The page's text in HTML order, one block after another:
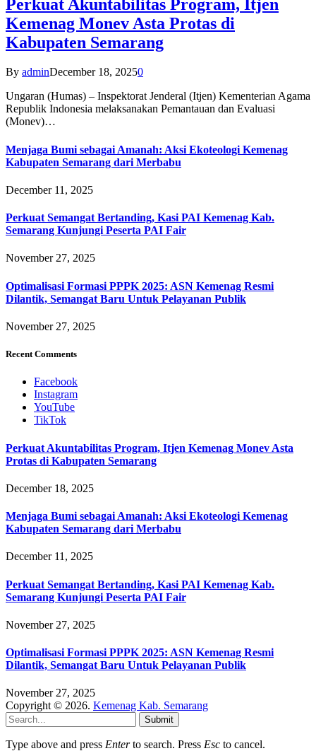
Perkuat Akuntabilitas Program, Itjen
Kemenag Monev Asta Protas di
Kabupaten Semarang
By adminDecember 18, 20250
Ungaran (Humas) – Inspektorat Jenderal (Itjen) Kementerian Agama
Republik Indonesia melaksanakan Pemantauan dan Evaluasi
(Monev)…
Menjaga Bumi sebagai Amanah: Aksi Ekoteologi Kemenag
Kabupaten Semarang dari Merbabu
December 11, 2025
Perkuat Semangat Bertanding, Kasi PAI Kemenag Kab.
Semarang Kunjungi Peserta PAI Fair
November 27, 2025
Optimalisasi Formasi PPPK 2025: ASN Kemenag Resmi
Dilantik, Semangat Baru Untuk Pelayanan Publik
November 27, 2025
Recent Comments
Facebook
Instagram
YouTube
TikTok
Perkuat Akuntabilitas Program, Itjen Kemenag Monev Asta
Protas di Kabupaten Semarang
December 18, 2025
Menjaga Bumi sebagai Amanah: Aksi Ekoteologi Kemenag
Kabupaten Semarang dari Merbabu
December 11, 2025
Perkuat Semangat Bertanding, Kasi PAI Kemenag Kab.
Semarang Kunjungi Peserta PAI Fair
November 27, 2025
Optimalisasi Formasi PPPK 2025: ASN Kemenag Resmi
Dilantik, Semangat Baru Untuk Pelayanan Publik
November 27, 2025
Copyright © 2026. Kemenag Kab. Semarang
Submit
Type above and press Enterto search. Press Esc to cancel.